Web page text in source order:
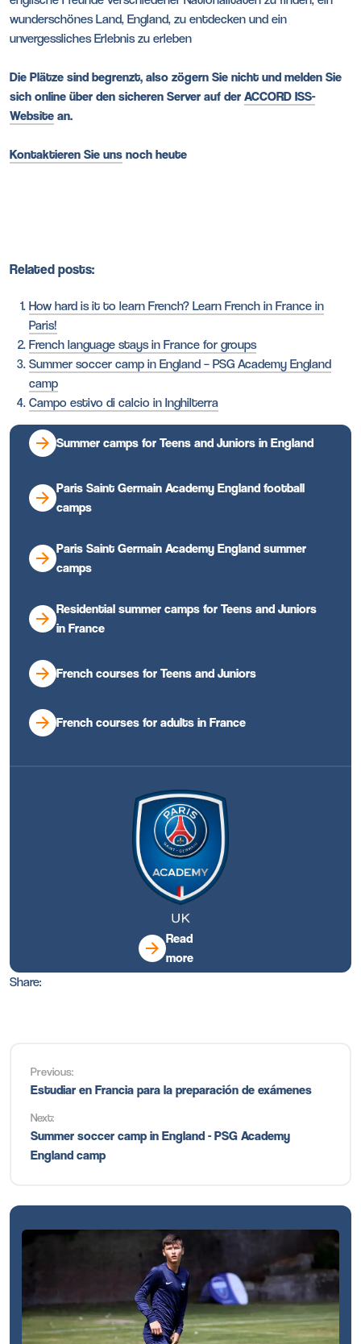
wunderschönes Land, England, zu entdecken und ein
unvergessliches Erlebnis zu erleben
Die Plätze sind begrenzt, also zögern Sie nicht und melden Sie
sich online über den sicheren Server auf der ACCORD ISS-
Website an.
Kontaktieren Sie uns noch heute
Related posts:
How hard is it to learn French? Learn French in France in
Paris!
French language stays in France for groups
Summer soccer camp in England – PSG Academy England
camp
Campo estivo di calcio in Inghilterra
Summer camps for Teens and Juniors in England
Paris Saint Germain Academy England football
camps
Paris Saint Germain Academy England summer
camps
Residential summer camps for Teens and Juniors
in France
French courses for Teens and Juniors
French courses for adults in France
Read
more
Share:
Previous:
Estudiar en Francia para la preparación de exámenes
Next:
Summer soccer camp in England - PSG Academy
England camp